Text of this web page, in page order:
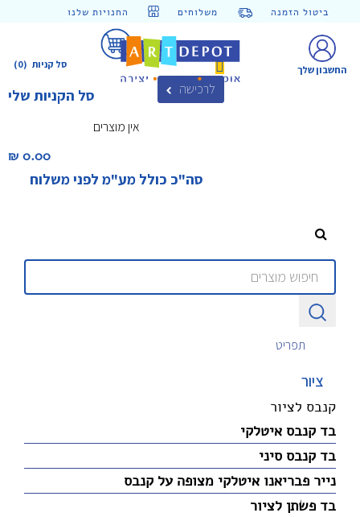
ביטול הזמנה משלוחים החנויות שלנו
(0) סל קניות
סל הקניות שלי לרכישה
אין מוצרים
0.00 ₪‎
סה"כ כולל מע"מ לפני משלוח
החשבון שלך
תפריט
ציור
קנבס לציור
בד קנבס איטלקי
בד קנבס סיני
נייר פבריאנו איטלקי מצופה על קנבס
בד פשתן לציור